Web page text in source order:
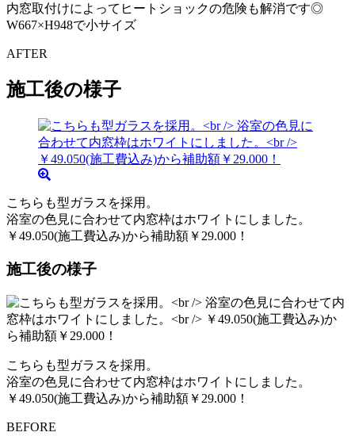
内窓取付けによってヒートショックの危険も解消です◎
W667×H948で小サイズ
AFTER
施工後の様子
こちらも型ガラスを採用。
浴室の色見に合わせて内窓枠はホワイトにしました。
￥49.050(施工費込み)から補助額￥29.000！
施工後の様子
こちらも型ガラスを採用。
浴室の色見に合わせて内窓枠はホワイトにしました。
￥49.050(施工費込み)から補助額￥29.000！
BEFORE